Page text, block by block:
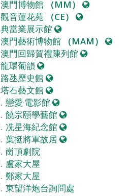
澳門博物館 （MM）
網
觀音蓮花苑 （CE）
網
典當業展示館
網
站
澳門藝術博物館 （MAM）
網
澳門回歸賀禮陳列館
網
龍環葡韻
網
站
路氹歷史館
網
站
塔石藝文館
網
站
戀愛‧電影館
網
站
饒宗頤學藝館
網
站
冼星海紀念館
網
站
葉挺將軍故居
網
崗頂劇院
盧家大屋
鄭家大屋
東望洋炮台詢問處